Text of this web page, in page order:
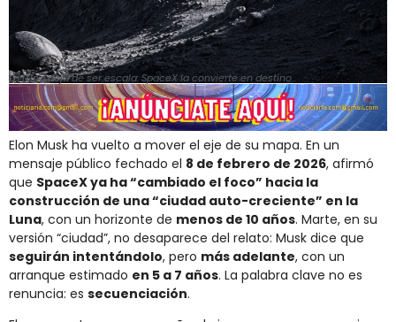
La Luna deja de ser escala: SpaceX la convierte en destino
Elon Musk ha vuelto a mover el eje de su mapa. En un
mensaje público fechado el 8 de febrero de 2026, afirmó
que SpaceX ya ha “cambiado el foco” hacia la
construcción de una “ciudad auto-creciente” en la
Luna, con un horizonte de menos de 10 años. Marte, en su
versión “ciudad”, no desaparece del relato: Musk dice que
seguirán intentándolo, pero más adelante, con un
arranque estimado en 5 a 7 años. La palabra clave no es
renuncia: es secuenciación.